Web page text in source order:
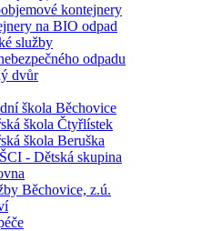
kontejnery
na BIO odpad
služby
odpadu
dvůr
škola Běchovice
škola Čtyřlístek
škola Beruška
- Dětská skupina
Běchovice, z.ú.